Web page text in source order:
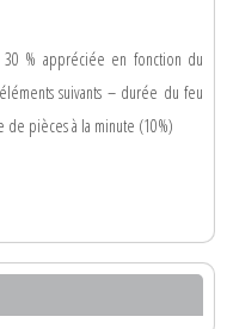
% appréciée en fonction du
suivants – durée du feu
pièces à la minute (10%)